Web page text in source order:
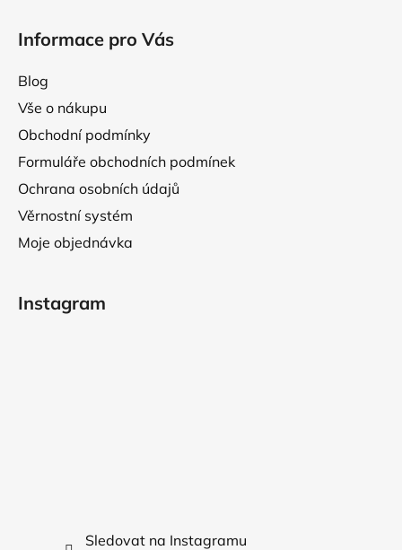
Informace pro Vás
Blog
Vše o nákupu
Obchodní podmínky
Formuláře obchodních podmínek
Ochrana osobních údajů
Věrnostní systém
Moje objednávka
Instagram
Sledovat na Instagramu